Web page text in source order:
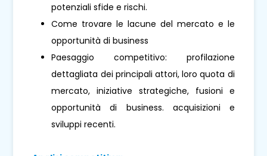
potenziali sfide e rischi.
Come trovare le lacune del mercato e le
opportunità di business
Paesaggio competitivo: profilazione
dettagliata dei principali attori, loro quota di
mercato, iniziative strategiche, fusioni e
opportunità di business. acquisizioni e
sviluppi recenti.